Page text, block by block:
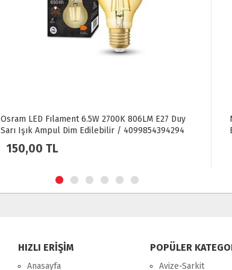
Noas 12W Smd Led Ampül E27 Duy 1080 LM
Beyaz Işık
40,00 TL
HIZLI ERİŞİM
Anasayfa
POPÜLER
Avize-Sarkit